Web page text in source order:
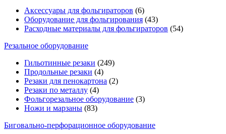
Аксессуары для фольгираторов (6)
Оборудование для фольгирования (43)
Расходные материалы для фольгираторов (54)
Резальное оборудование
Гильотинные резаки (249)
Продольные резаки (4)
Резаки для пенокартона (2)
Резаки по металлу (4)
Фольгорезальное оборудование (3)
Ножи и марзаны (83)
Биговально-перфорационное оборудование